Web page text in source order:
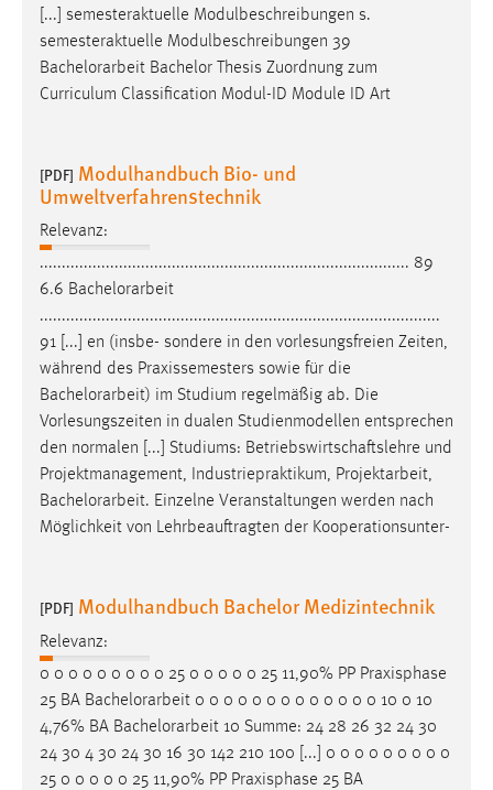
[...] semesteraktuelle Modulbeschreibungen s.
semesteraktuelle Modulbeschreibungen 39
Bachelorarbeit Bachelor Thesis Zuordnung zum
Curriculum Classification Modul-ID Module ID Art
[PDF] Modulhandbuch Bio- und
Umweltverfahrenstechnik
Relevanz:
.................................................................................... 89
6.6 Bachelorarbeit
...........................................................................................
91 [...] en (insbe- sondere in den vorlesungsfreien Zeiten,
während des Praxissemesters sowie für die
Bachelorarbeit) im Studium regelmäßig ab. Die
Vorlesungszeiten in dualen Studienmodellen entsprechen
den normalen [...] Studiums: Betriebswirtschaftslehre und
Projektmanagement, Industriepraktikum, Projektarbeit,
Bachelorarbeit. Einzelne Veranstaltungen werden nach
Möglichkeit von Lehrbeauftragten der Kooperationsunter-
[PDF] Modulhandbuch Bachelor Medizintechnik
Relevanz:
0 0 0 0 0 0 0 0 0 25 0 0 0 0 0 25 11,90% PP Praxisphase
25 BA Bachelorarbeit 0 0 0 0 0 0 0 0 0 0 0 0 0 10 0 10
4,76% BA Bachelorarbeit 10 Summe: 24 28 26 32 24 30
24 30 4 30 24 30 16 30 142 210 100 [...] 0 0 0 0 0 0 0 0 0
25 0 0 0 0 0 25 11,90% PP Praxisphase 25 BA
Zweck:
Das Cookie speichert die gewählte Sprache der Website.
Cookie Laufzeit:
Chat
Name:
MibewSessionID, MIBEW_UserID, mibew_locale, mibew-
Zweck:
Wird benötigt um die Chatfunktion nutzen zu können.
Cookie Laufzeit:
MibewSessionID, mibew-chat-frame-style-
5e9dbeb1811c0446 = Sitzungslaufzeit, mibew_locale = 3
Jahre, MIBEW_UserID = 1 Jahr
Login
Dieser Cookie ist notwendig um sich an der Website
einloggen zu können.
Cookie Laufzeit: